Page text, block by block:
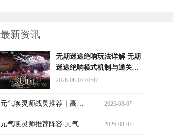
最新资讯
无期迷途绝响玩法详解 无期
迷途绝响模式机制与通关技
巧全解析
2026-08-07 04:47
元气唤灵师战灵推荐｜高性
价比与实战强度兼顾的战灵
2026-08-07
元气唤灵师推荐阵容 元气唤 2026-08-07